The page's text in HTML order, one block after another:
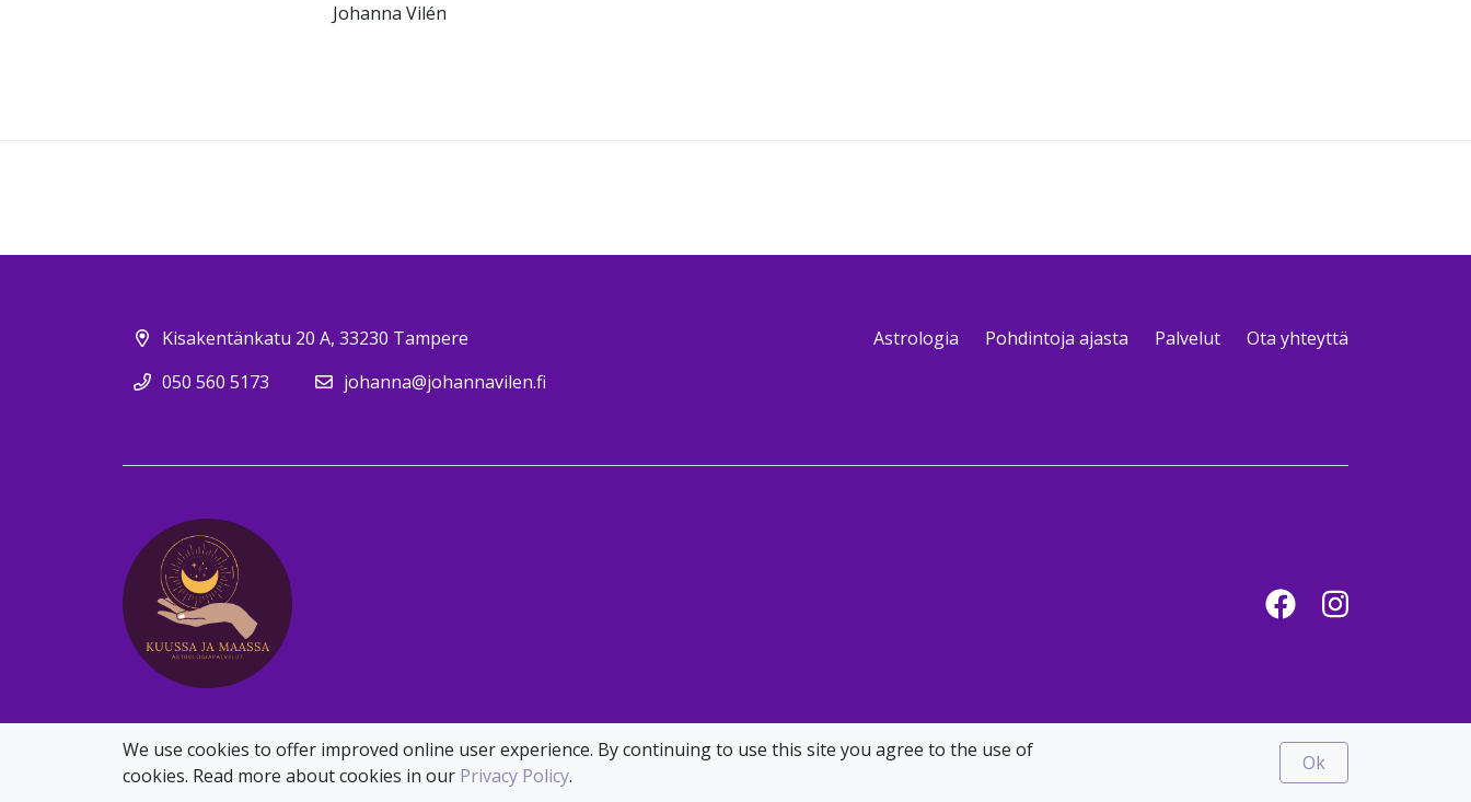
We use cookies to offer improved online user experience. By continuing to use this site you agree to the use of
cookies. Read more about cookies in our Privacy Policy.
Ok
Johanna Vilén
Kisakentänkatu 20 A, 33230 Tampere
050 560 5173
johanna@johannavilen.fi
Astrologia Pohdintoja ajasta Palvelut Ota yhteyttä
FacebookInstagram